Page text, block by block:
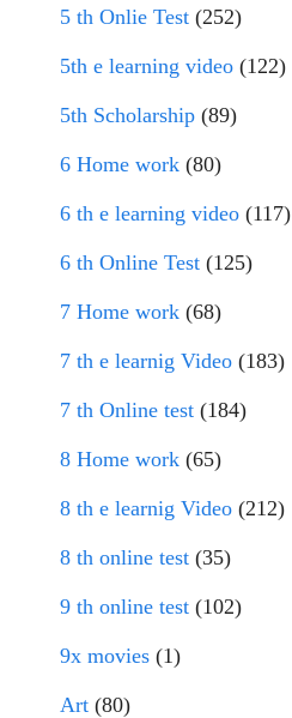
5 th Onlie Test (252)
5th e learning video (122)
5th Scholarship (89)
6 Home work (80)
6 th e learning video (117)
6 th Online Test (125)
7 Home work (68)
7 th e learnig Video (183)
7 th Online test (184)
8 Home work (65)
8 th e learnig Video (212)
8 th online test (35)
9 th online test (102)
9x movies (1)
Art (80)